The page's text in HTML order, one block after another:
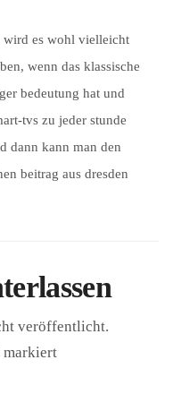
wird es wohl vielleicht
wenn das klassische
bedeutung hat und
tvs zu jeder stunde
dann kann man den
beitrag aus dresden
veröffentlicht.
markiert